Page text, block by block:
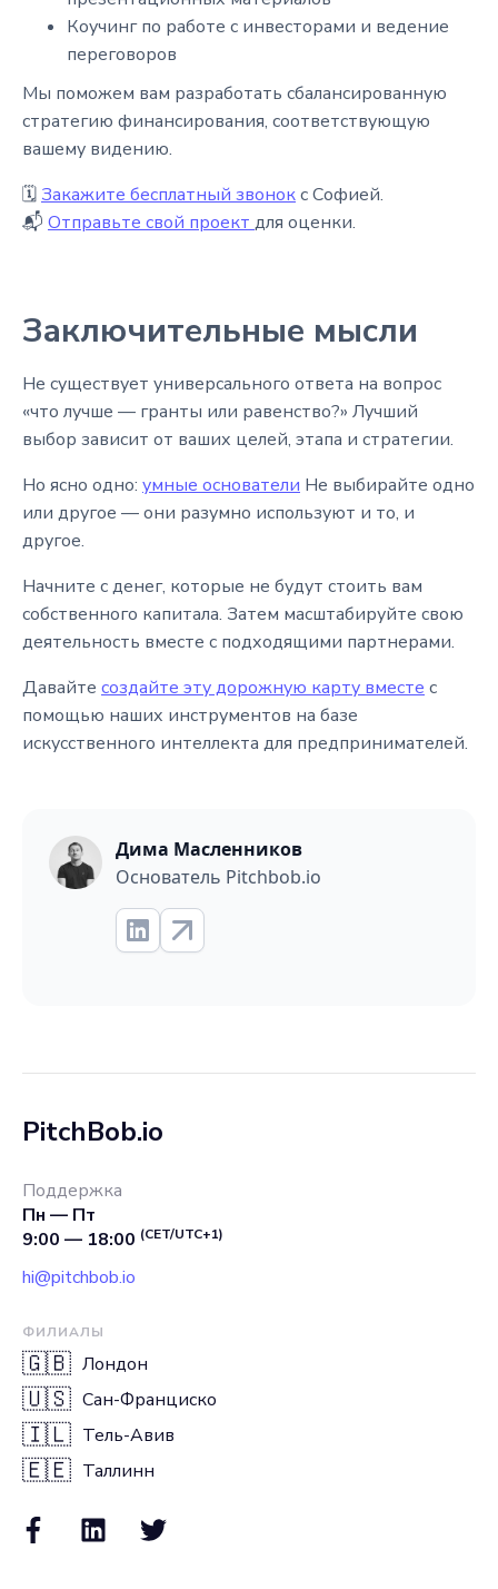
Коучинг по работе с инвесторами и ведение
переговоров
Мы поможем вам разработать сбалансированную
стратегию финансирования, соответствующую
вашему видению.
🗓 Закажите бесплатный звонокс Софией.
📬 Отправьте свой проект для оценки.
Заключительные мысли
Не существует универсального ответа на вопрос
«что лучше — гранты или равенство?» Лучший
выбор зависит от ваших целей, этапа и стратегии.
Но ясно одно: умные основатели Не выбирайте одно
или другое — они разумно используют и то, и
другое.
Начните с денег, которые не будут стоить вам
собственного капитала. Затем масштабируйте свою
деятельность вместе с подходящими партнерами.
Давайте создайте эту дорожную карту вместе с
помощью наших инструментов на базе
искусственного интеллекта для предпринимателей.
Дима Масленников
Основатель Pitchbob.io
PitchBob.io
Поддержка
Пн — Пт
9:00 — 18:00 (CET/UTC+1)
hi@pitchbob.io
ФИЛИАЛЫ
🇬🇧 Лондон
🇺🇸 Сан-Франциско
🇮🇱 Тель-Авив
🇪🇪 Таллинн